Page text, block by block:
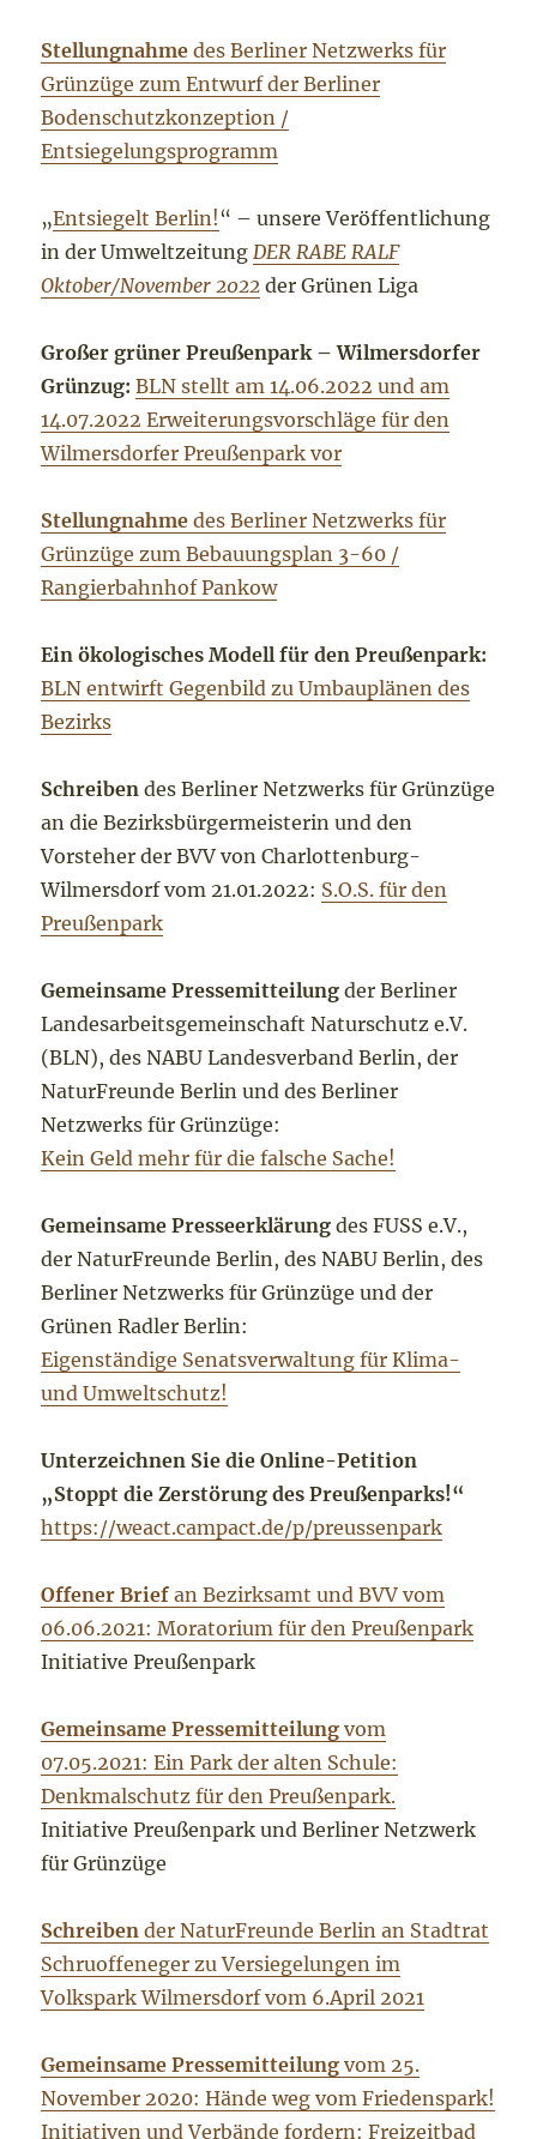
Stellungnahme des Berliner Netzwerks für
Grünzüge zum Entwurf der Berliner
Bodenschutzkonzeption /
Entsiegelungsprogramm
„Entsiegelt Berlin!“ – unsere Veröffentlichung
in der Umweltzeitung DER RABE RALF
Oktober/November 2022 der Grünen Liga
Großer grüner Preußenpark – Wilmersdorfer
Grünzug: BLN stellt am 14.06.2022 und am
14.07.2022 Erweiterungsvorschläge für den
Wilmersdorfer Preußenpark vor
Stellungnahme des Berliner Netzwerks für
Grünzüge zum Bebauungsplan 3-60 /
Rangierbahnhof Pankow
Ein ökologisches Modell für den Preußenpark:
BLN entwirft Gegenbild zu Umbauplänen des
Bezirks
Schreibendes Berliner Netzwerks für Grünzüge
an die Bezirksbürgermeisterin und den
Vorsteher der BVV von Charlottenburg-
Wilmersdorf vom 21.01.2022: S.O.S. für den
Preußenpark
Gemeinsame Pressemitteilung der Berliner
Landesarbeitsgemeinschaft Naturschutz e.V.
(BLN), des NABU Landesverband Berlin, der
NaturFreunde Berlin und des Berliner
Netzwerks für Grünzüge:
Kein Geld mehr für die falsche Sache!
Gemeinsame Presseerklärung des FUSS e.V.,
der NaturFreunde Berlin, des NABU Berlin, des
Berliner Netzwerks für Grünzüge und der
Grünen Radler Berlin:
Eigenständige Senatsverwaltung für Klima-
und Umweltschutz!
Unterzeichnen Sie die Online-Petition
„Stoppt die Zerstörung des Preußenparks!“
https://weact.campact.de/p/preussenpark
Offener Brief an Bezirksamt und BVV vom
06.06.2021: Moratorium für den Preußenpark
Initiative Preußenpark
Gemeinsame Pressemitteilung vom
07.05.2021: Ein Park der alten Schule:
Denkmalschutz für den Preußenpark.
Initiative Preußenpark und Berliner Netzwerk
für Grünzüge
Schreiben der NaturFreunde Berlin an Stadtrat
Schruoffeneger zu Versiegelungen im
Volkspark Wilmersdorf vom 6.April 2021
Gemeinsame Pressemitteilung vom 25.
November 2020: Hände weg vom Friedenspark!
Initiativen und Verbände fordern: Freizeitbad